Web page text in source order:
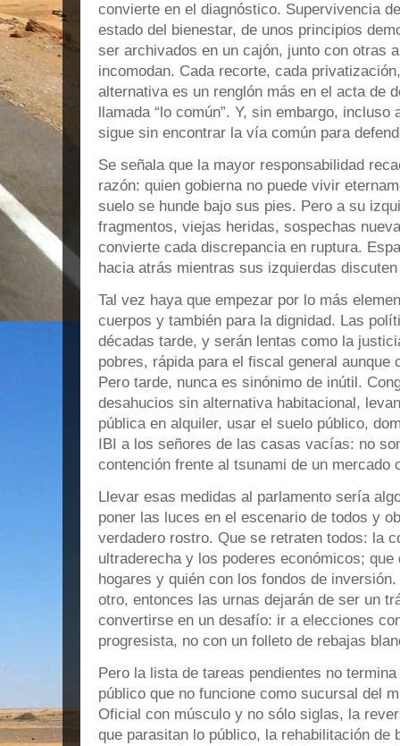
convierte en el diagnóstico. Supervivencia
estado del bienestar, de unos principios
ser archivados en un cajón, junto con otras
incomodan. Cada recorte, cada
alternativa es un renglón más en el acta de
llamada “lo común”. Y, sin embargo,
sigue sin encontrar la vía común para
Se señala que la mayor responsabilidad
razón: quien gobierna no puede vivir
suelo se hunde bajo sus pies. Pero a su
fragmentos, viejas heridas, sospechas
convierte cada discrepancia en ruptura.
hacia atrás mientras sus izquierdas
Tal vez haya que empezar por lo más
cuerpos y también para la dignidad. Las
décadas tarde, y serán lentas como la
pobres, rápida para el fiscal general aunque
Pero tarde, nunca es sinónimo de inútil.
desahucios sin alternativa habitacional,
pública en alquiler, usar el suelo público,
IBI a los señores de las casas vacías: no
contención frente al tsunami de un
Llevar esas medidas al parlamento sería
poner las luces en el escenario de todos y
verdadero rostro. Que se retraten todos: la
ultraderecha y los poderes económicos;
hogares y quién con los fondos de
otro, entonces las urnas dejarán de ser un
convertirse en un desafío: ir a elecciones
progresista, no con un folleto de rebajas
Pero la lista de tareas pendientes no
público que no funcione como sucursal del
Oficial con músculo y no sólo siglas, la
que parasitan lo público, la rehabilitación de